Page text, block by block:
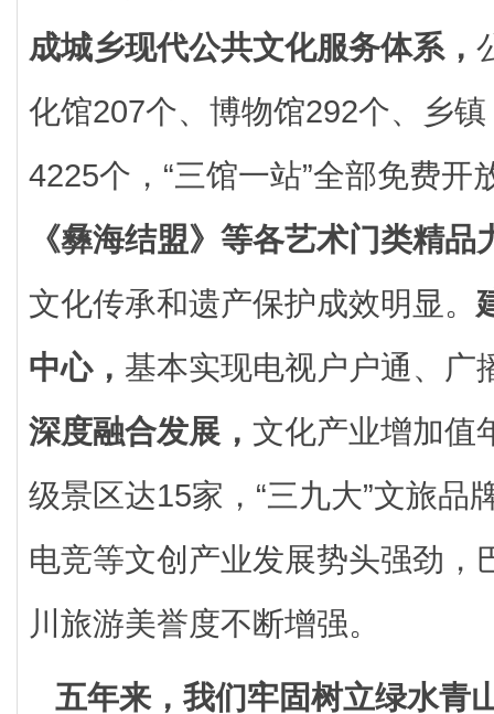
成城乡现代公共文化服务体系，
化馆207个、博物馆292个、乡
4225个，“三馆一站”全部免费开
《彝海结盟》等各艺术门类精品
文化传承和遗产保护成效明显。
中心， 基本实现电视户户通、广
深度融合发展， 文化产业增加值
级景区达15家，“三九大”文旅品
电竞等文创产业发展势头强劲，
川旅游美誉度不断增强。
五年来，我们牢固树立绿水青